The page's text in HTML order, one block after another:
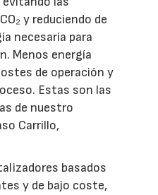
y reduciendo de
necesaria para
Menos energía
de operación y
Estas son las
de nuestro
Carrillo,
basados
y de bajo coste,